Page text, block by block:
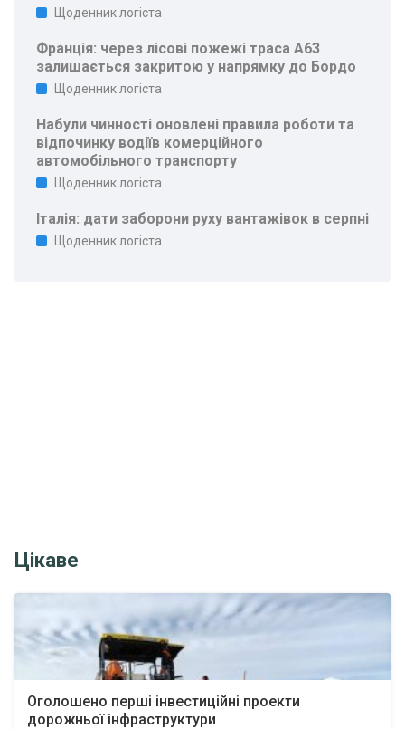
Щоденник логіста
Франція: через лісові пожежі траса A63
залишається закритою у напрямку до Бордо
Щоденник логіста
Набули чинності оновлені правила роботи та
відпочинку водіїв комерційного
автомобільного транспорту
Щоденник логіста
Італія: дати заборони руху вантажівок в серпні
Щоденник логіста
Цікаве
Оголошено перші інвестиційні проекти
дорожньої інфраструктури